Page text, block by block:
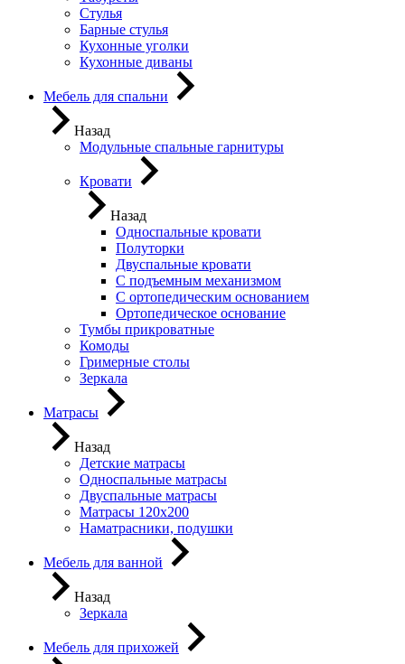
Стулья
Барные стулья
Кухонные уголки
Кухонные диваны
Мебель для спальни
Назад
Модульные спальные гарнитуры
Кровати
Назад
Односпальные кровати
Полуторки
Двуспальные кровати
С подъемным механизмом
С ортопедическим основанием
Ортопедическое основание
Тумбы прикроватные
Комоды
Гримерные столы
Зеркала
Матрасы
Назад
Детские матрасы
Односпальные матрасы
Двуспальные матрасы
Матрасы 120х200
Наматрасники, подушки
Мебель для ванной
Назад
Зеркала
Мебель для прихожей